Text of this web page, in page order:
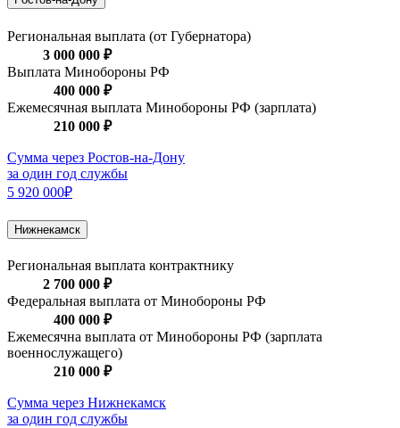
Региональная выплата (от Губернатора)
3 000 000 ₽
Выплата Минобороны РФ
400 000 ₽
Ежемесячная выплата Минобороны РФ (зарплата)
210 000 ₽
Сумма через Ростов-на-Дону
за один год службы
5 920 000₽
Нижнекамск
Региональная выплата контрактнику
2 700 000 ₽
Федеральная выплата от Минобороны РФ
400 000 ₽
Ежемесячна выплата от Минобороны РФ (зарплата
военнослужащего)
210 000 ₽
Сумма через Нижнекамск
за один год службы